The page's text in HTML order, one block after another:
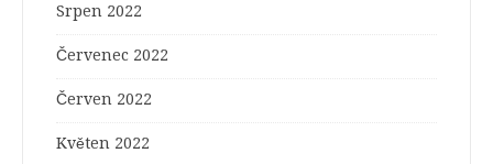
Srpen 2022
Červenec 2022
Červen 2022
Květen 2022